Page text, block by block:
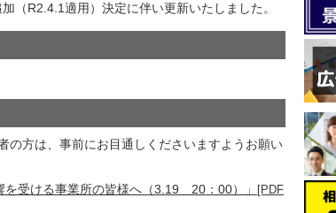
（R2.4.1適用）決定に伴い更新いたしました。
の方は、事前にお目通しくださいますようお願い
受ける事業所の皆様へ（3.19 20：00）」
[PDF